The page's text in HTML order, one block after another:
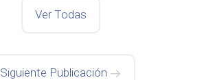
Ver Todas
Siguiente Publicación